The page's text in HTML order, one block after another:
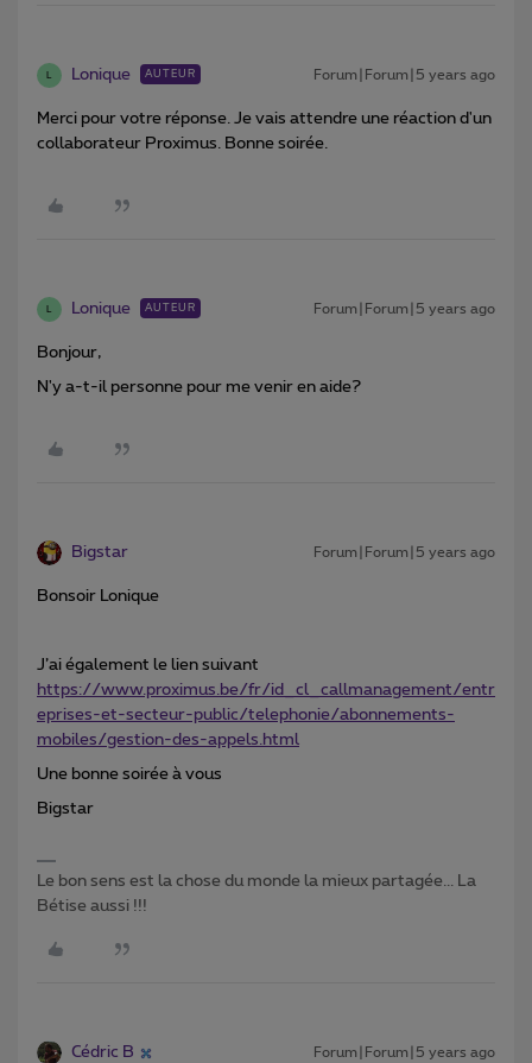
Lonique AUTEUR Forum|Forum|5 years ago
Merci pour votre réponse. Je vais attendre une réaction d'un
collaborateur Proximus. Bonne soirée.
Lonique AUTEUR Forum|Forum|5 years ago
Bonjour,
N'y a-t-il personne pour me venir en aide?
Bigstar Forum|Forum|5 years ago
Bonsoir Lonique
J’ai également le lien suivant
https://www.proximus.be/fr/id_cl_callmanagement/entr
eprises-et-secteur-public/telephonie/abonnements-
mobiles/gestion-des-appels.html
Une bonne soirée à vous
Bigstar
Le bon sens est la chose du monde la mieux partagée... La
Bétise aussi !!!
Cédric B Forum|Forum|5 years ago